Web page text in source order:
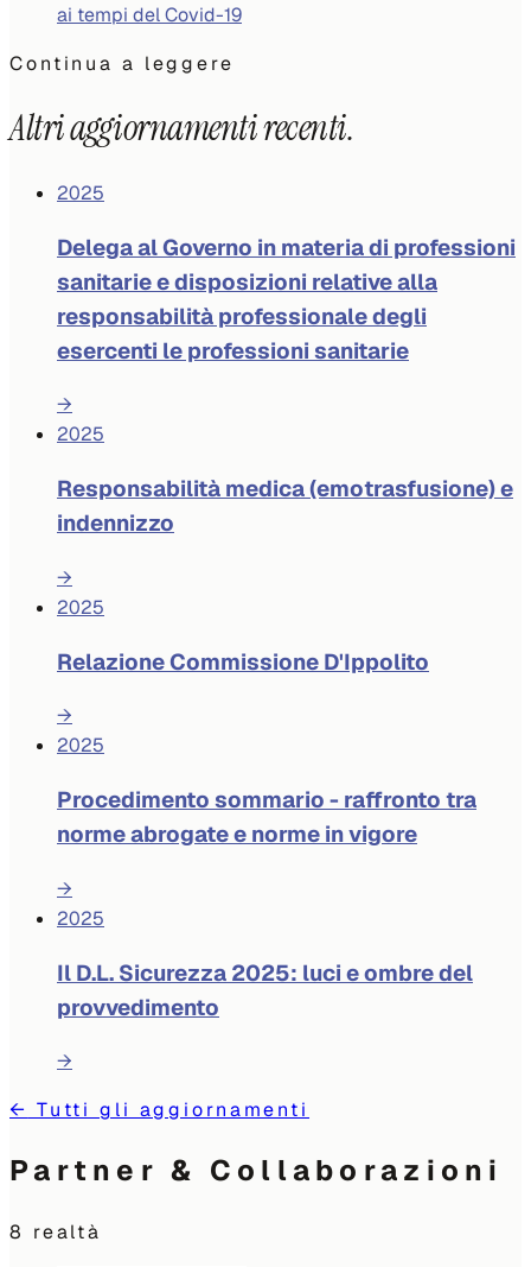
ai tempi del Covid-19
Continua a leggere
Altri aggiornamenti recenti.
2025
Delega al Governo in materia di professioni
sanitarie e disposizioni relative alla
responsabilità professionale degli
esercenti le professioni sanitarie
→
2025
Responsabilità medica (emotrasfusione) e
indennizzo
→
2025
Relazione Commissione D'Ippolito
→
2025
Procedimento sommario - raffronto tra
norme abrogate e norme in vigore
→
2025
Il D.L. Sicurezza 2025: luci e ombre del
provvedimento
→
← Tutti gli aggiornamenti
Partner & Collaborazioni
8 realtà